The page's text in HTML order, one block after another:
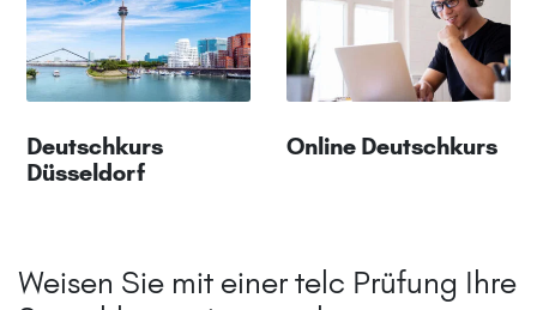
Deutschkurs
Düsseldorf
Online Deutschkurs
Weisen Sie mit einer telc Prüfung Ihre